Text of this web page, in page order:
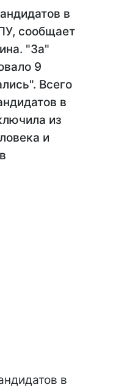
в
сообщает
"За"
9
Всего
в
из
и
в